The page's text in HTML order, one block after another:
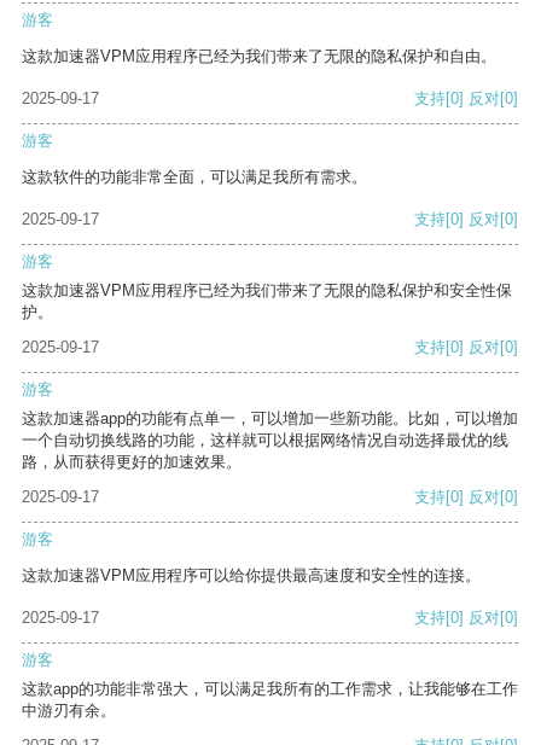
游客
这款加速器VPM应用程序已经为我们带来了无限的隐私保护和自由。
2025-09-17 支持[0] 反对[0]
游客
这款软件的功能非常全面，可以满足我所有需求。
2025-09-17 支持[0] 反对[0]
游客
这款加速器VPM应用程序已经为我们带来了无限的隐私保护和安全性保
护。
2025-09-17
支持[0] 反对[0]
游客
这款加速器app的功能有点单一，可以增加一些新功能。比如，可以增加
一个自动切换线路的功能，这样就可以根据网络情况自动选择最优的线
路，从而获得更好的加速效果。
2025-09-17
支持[0] 反对[0]
游客
这款加速器VPM应用程序可以给你提供最高速度和安全性的连接。
2025-09-17 支持[0] 反对[0]
游客
这款app的功能非常强大，可以满足我所有的工作需求，让我能够在工作
中游刃有余。